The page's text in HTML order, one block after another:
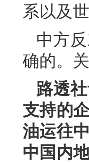
系以及
中方
确的。
路透
支持的
油运往
中国内